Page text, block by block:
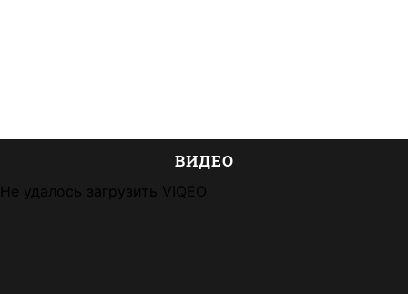
ВИДЕО
Не удалось загрузить VIQEO